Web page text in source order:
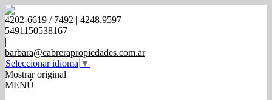
4202-6619 / 7492 | 4248.9597
5491150538167
|
barbara@cabrerapropiedades.com.ar
Seleccionar idioma ▼
Mostrar original
MENÚ